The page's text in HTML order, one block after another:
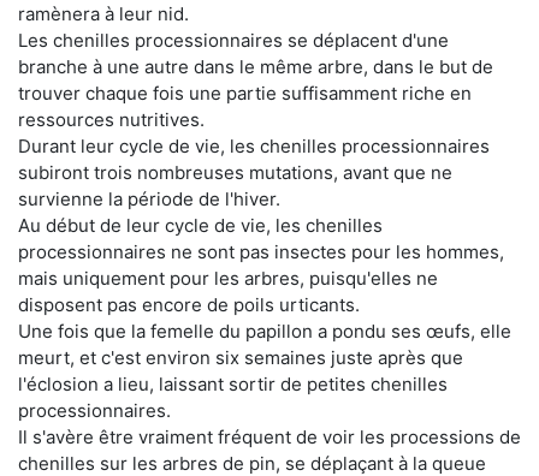
ramènera à leur nid.
Les chenilles processionnaires se déplacent d'une
branche à une autre dans le même arbre, dans le but de
trouver chaque fois une partie suffisamment riche en
ressources nutritives.
Durant leur cycle de vie, les chenilles processionnaires
subiront trois nombreuses mutations, avant que ne
survienne la période de l'hiver.
Au début de leur cycle de vie, les chenilles
processionnaires ne sont pas insectes pour les hommes,
mais uniquement pour les arbres, puisqu'elles ne
disposent pas encore de poils urticants.
Une fois que la femelle du papillon a pondu ses œufs, elle
meurt, et c'est environ six semaines juste après que
l'éclosion a lieu, laissant sortir de petites chenilles
processionnaires.
Il s'avère être vraiment fréquent de voir les processions de
chenilles sur les arbres de pin, se déplaçant à la queue